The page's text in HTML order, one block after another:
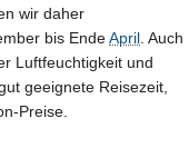
wir daher
bis EndeApril. Auch
Luftfeuchtigkeit und
geeignete Reisezeit,
Preise.